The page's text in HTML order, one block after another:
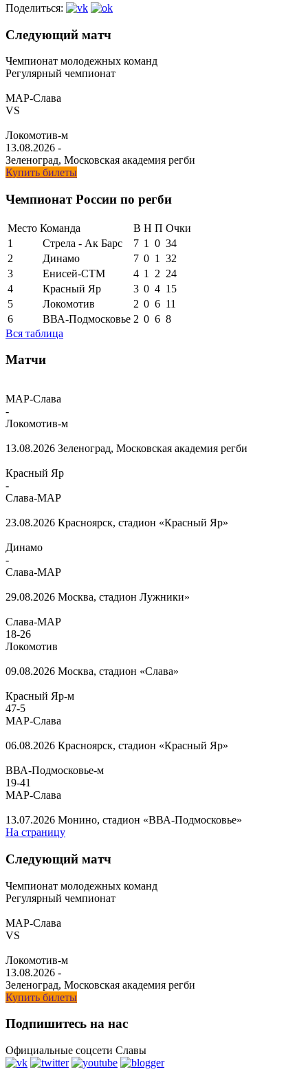
Поделиться:
Следующий матч
Чемпионат молодежных команд
Регулярный чемпионат
МАР-Слава
VS
Локомотив-м
13.08.2026 -
Зеленоград, Московская академия регби
Купить билеты
Чемпионат России по регби
Место Команда В Н П Очки
1
Стрела - Ак Барс 7 1 0 34
2
Динамо 7 0 1
32
3
Енисей-СТМ 4 1 2 24
4
Красный Яр 3 0 4 15
5
Локомотив 2 0 6 11
6
ВВА-Подмосковье 2 0 6 8
Вся таблица
Матчи
МАР-Слава
-
Локомотив-м
13.08.2026 Зеленоград, Московская академия регби
Красный Яр
-
Слава-МАР
23.08.2026 Красноярск, стадион «Красный Яр»
Динамо
-
Слава-МАР
29.08.2026 Москва, стадион Лужники»
Слава-МАР
18-26
Локомотив
09.08.2026 Москва, стадион «Слава»
Красный Яр-м
47-5
МАР-Слава
06.08.2026 Красноярск, стадион «Красный Яр»
ВВА-Подмосковье-м
19-41
МАР-Слава
13.07.2026 Монино, стадион «ВВА-Подмосковье»
На страницу
Следующий матч
Чемпионат молодежных команд
Регулярный чемпионат
МАР-Слава
VS
Локомотив-м
13.08.2026 -
Зеленоград, Московская академия регби
Купить билеты
Подпишитесь на нас
Официальные соцсети Славы